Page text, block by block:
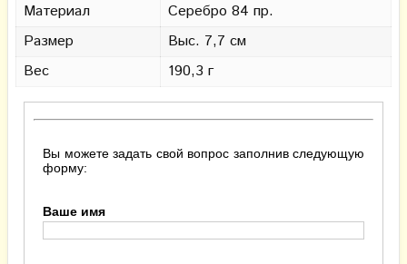
Материал
Серебро 84 пр.
Размер
Выс. 7,7 см
Вес
190,3 г
Вы можете задать свой вопрос заполнив следующую
форму:
Ваше имя